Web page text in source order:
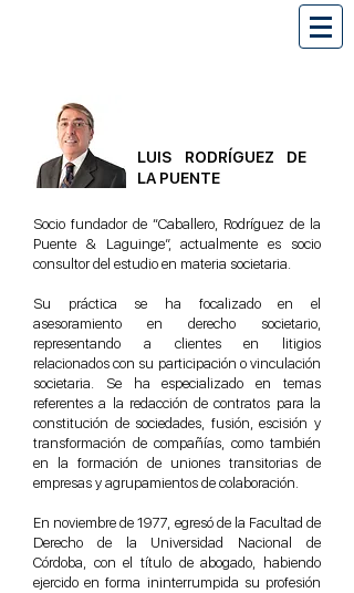
LUIS RODRÍGUEZ DE
LA PUENTE
Socio fundador de “Caballero, Rodríguez de la
Puente & Laguinge”, actualmente es socio
consultor del estudio en materia societaria.
Su práctica se ha focalizado en el
asesoramiento en derecho societario,
representando a clientes en litigios
relacionados con su participación o vinculación
societaria. Se ha especializado en temas
referentes a la redacción de contratos para la
constitución de sociedades, fusión, escisión y
transformación de compañías, como también
en la formación de uniones transitorias de
empresas y agrupamientos de colaboración.
En noviembre de 1977, egresó de la Facultad de
Derecho de la Universidad Nacional de
Córdoba, con el título de abogado, habiendo
ejercido en forma ininterrumpida su profesión